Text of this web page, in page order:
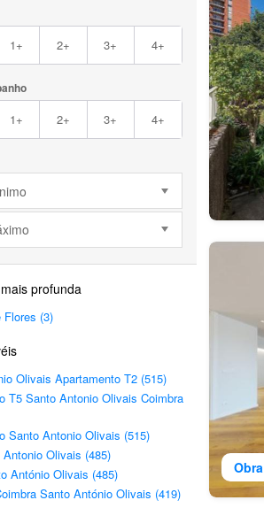
1+ 2+ 3+ 4+
1+ 2+ 3+ 4+
profunda
Flores (3)
Olivais Apartamento T2 (515)
T5 Santo Antonio Olivais Coimbra
Santo Antonio Olivais (515)
Olivais (485)
António Olivais (485)
Santo António Olivais (419)